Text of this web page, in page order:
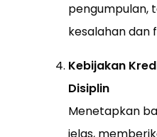
pengumpulan,
kesalahan dan
Kebijakan
Disiplin
Menetapkan